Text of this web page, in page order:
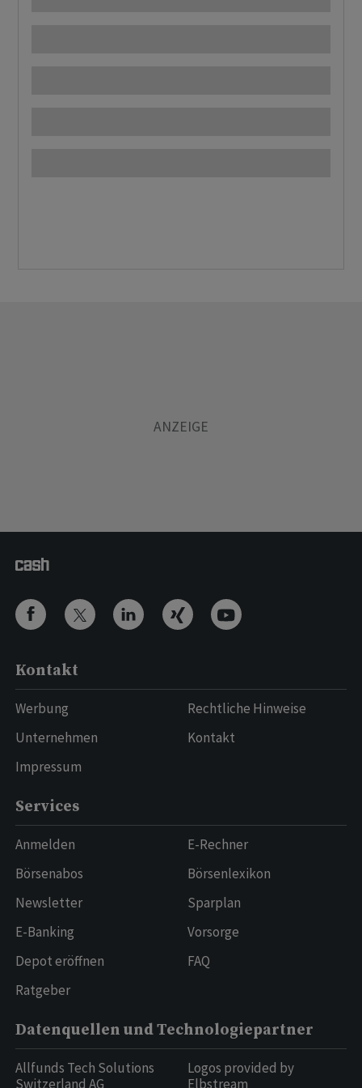
Kontakt
Werbung
Unternehmen
Impressum
Rechtliche Hinweise
Kontakt
Services
Anmelden
Börsenabos
Newsletter
E-Banking
Depot eröffnen
Ratgeber
E-Rechner
Börsenlexikon
Sparplan
Vorsorge
FAQ
Datenquellen und Technologiepartner
Allfunds Tech Solutions
Switzerland AG
Logos provided by
Elbstream